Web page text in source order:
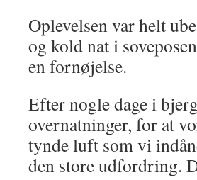
Oplevelsen var helt
og kold nat i
en fornøjelse.
Efter nogle dage i
overnatninger, for at
tynde luft som vi
den store udfordring.